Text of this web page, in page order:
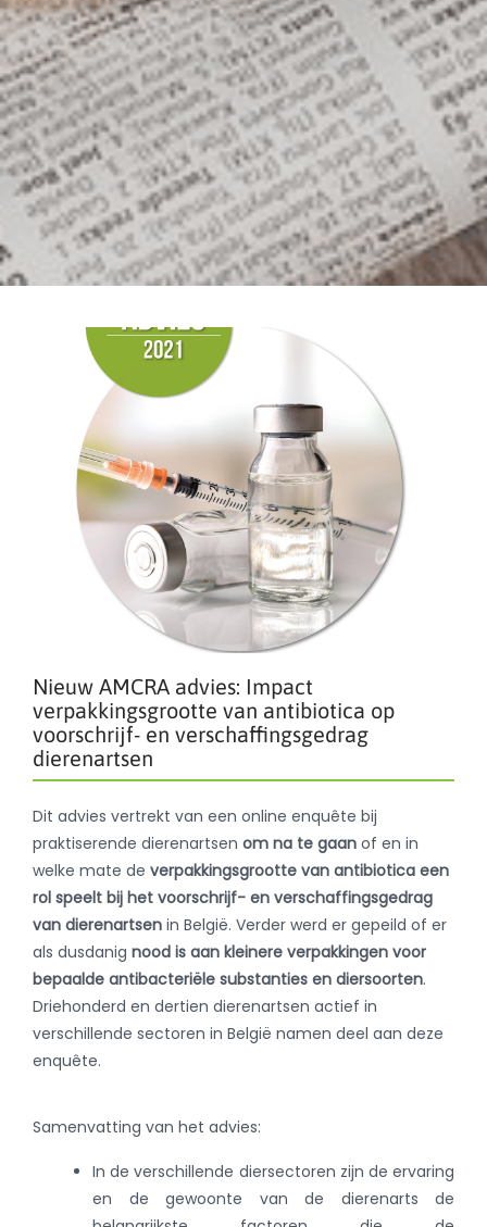
Nieuw AMCRA advies: Impact
verpakkingsgrootte van antibiotica op
voorschrijf- en verschaffingsgedrag
dierenartsen
Dit advies vertrekt van een online enquête bij
praktiserende dierenartsen om na te gaan of en in
welke mate de verpakkingsgrootte van antibiotica een
rol speelt bij het voorschrijf- en verschaffingsgedrag
van dierenartsen in België. Verder werd er gepeild of er
als dusdanig nood is aan kleinere verpakkingen voor
bepaalde antibacteriële substanties en diersoorten.
Driehonderd en dertien dierenartsen actief in
verschillende sectoren in België namen deel aan deze
enquête.
Samenvatting van het advies:
In de verschillende diersectoren zijn de ervaring
en de gewoonte van de dierenarts de